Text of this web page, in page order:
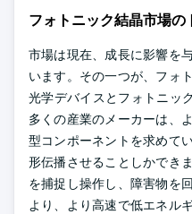
フォトニック結晶市場の
市場は現在、成長に影響を
います。その一つが、フォ
光学デバイスとフォトニッ
多くの産業のメーカーは、
型コンポーネントを求めて
形伝播させることしかでき
を捕捉し操作し、障害物を
より、より高速で低エネル